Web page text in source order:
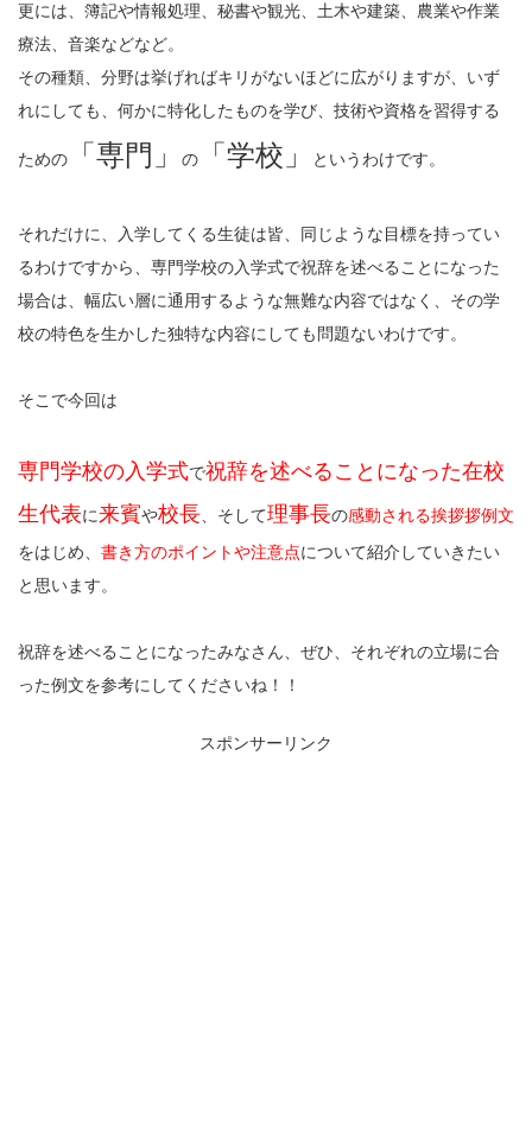
更には、簿記や情報処理、秘書や観光、土木や建築、農業や作業
療法、音楽などなど。
その種類、分野は挙げればキリがないほどに広がりますが、いず
れにしても、何かに特化したものを学び、技術や資格を習得する
ための 「専門」 の 「学校」 というわけです。
それだけに、入学してくる生徒は皆、同じような目標を持ってい
るわけですから、専門学校の入学式で祝辞を述べることになった
場合は、幅広い層に通用するような無難な内容ではなく、その学
校の特色を生かした独特な内容にしても問題ないわけです。
そこで今回は
専門学校の入学式で祝辞を述べることになった在校
生代表に来賓や校長、そして理事長の感動される挨拶拶例文
をはじめ、 書き方のポイントや注意点について紹介していきたい
と思います。
祝辞を述べることになったみなさん、ぜひ、それぞれの立場に合
った例文を参考にしてくださいね！！
スポンサーリンク